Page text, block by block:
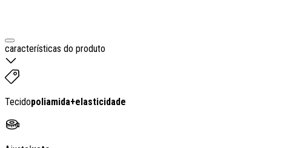
características do produto
Tecidopoliamida+elasticidade